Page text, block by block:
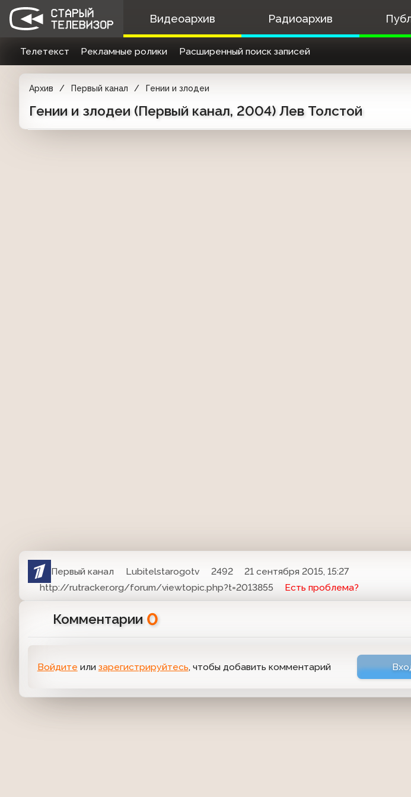
Видеоархив Радиоархив
Телетекст Рекламные ролики Расширенный поиск записей
Архив Первый канал Гении и злодеи
Гении и злодеи (Первый канал, 2004) Лев Толстой
Первый канал Lubitelstarogotv 2492
21 сентября 2015, 15:27
http://rutracker.org/forum/viewtopic.php?t=2013855
Есть проблема?
Комментарии 0
Войдите или зарегистрируйтесь, чтобы добавить комментарий